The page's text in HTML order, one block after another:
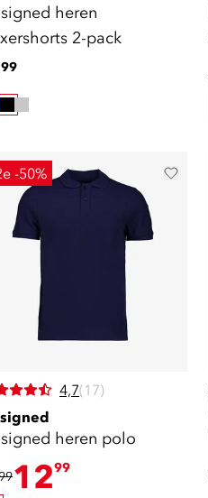
heren
2-pack
99
-50%
4,7(17)
heren polo
1299